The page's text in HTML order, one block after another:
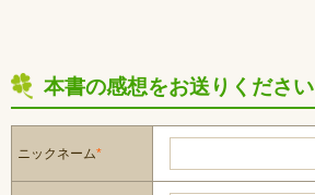
本書の感想をお送りください
ニックネーム*